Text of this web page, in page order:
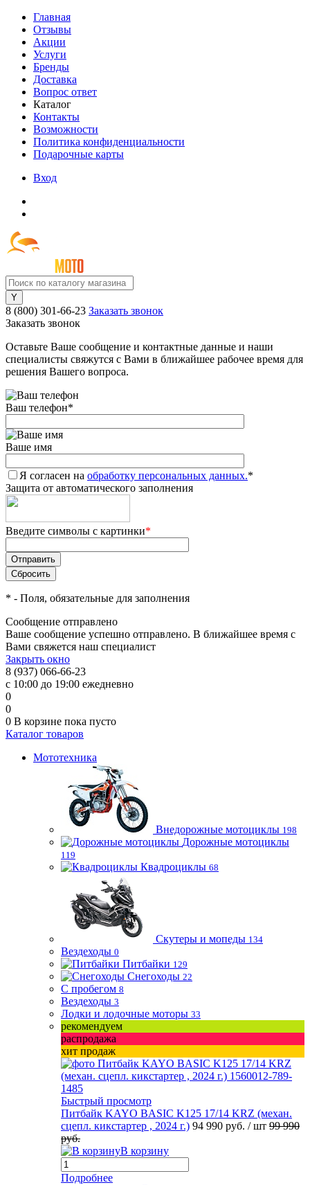
Главная
Отзывы
Акции
Услуги
Бренды
Доставка
Вопрос ответ
Каталог
Контакты
Возможности
Политика конфиденциальности
Подарочные карты
Вход
8 (800) 301-66-23 Заказать звонок
Заказать звонок
Оставьте Ваше сообщение и контактные данные и наши
специалисты свяжутся с Вами в ближайшее рабочее время для
решения Вашего вопроса.
Ваш телефон*
Ваше имя
Я согласен на обработку персональных данных.*
Защита от автоматического заполнения
Введите символы с картинки*
* - Поля, обязательные для заполнения
Сообщение отправлено
Ваше сообщение успешно отправлено. В ближайшее время с
Вами свяжется наш специалист
Закрыть окно
8 (937) 066-66-23
с 10:00 до 19:00 ежедневно
0
0
0 В корзине пока пусто
Каталог товаров
Мототехника
Внедорожные мотоциклы 198
Дорожные мотоциклы
119
Квадроциклы 68
Скутеры и мопеды 134
Вездеходы 0
Питбайки 129
Снегоходы 22
С пробегом 8
Вездеходы 3
Лодки и лодочные моторы 33
рекомендуем
распродажа
хит продаж
Быстрый просмотр
Питбайк KAYO BASIC K125 17/14 KRZ (механ.
сцепл. кикстартер , 2024 г.) 94 990 руб. / шт 99 990
руб.
В корзину
Подробнее